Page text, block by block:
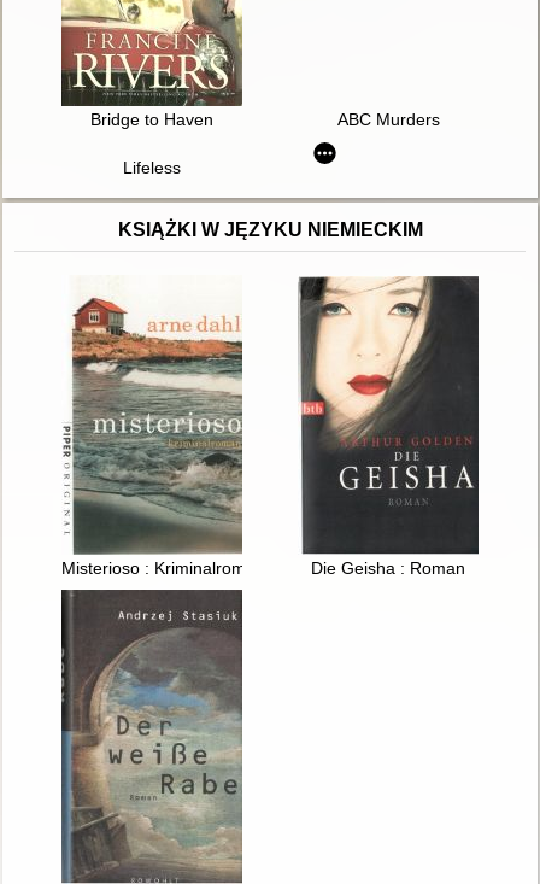
Bridge to Haven ABC Murders
Lifeless
KSIĄŻKI W JĘZYKU NIEMIECKIM
Misterioso : Kriminalroman Die Geisha : Roman